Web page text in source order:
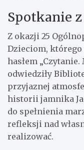
Spotkanie
Z okazji 25
Dzieciom, którego
hasłem
odwiedziły
przyjaznej
historii jamnika
do spełnienia
refleksji nad
realizować.